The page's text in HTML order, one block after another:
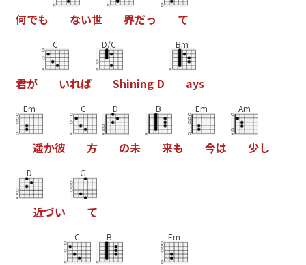
何でも ない世 界だっ て
君が
C
いれば
D/C
Shining D
Bm
ays
Em
遥か彼
C
方
D
の未
B
来も
Em
今は
Am
少し
D
近づい
G
て
C B Em